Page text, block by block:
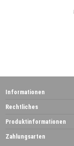
Informationen
Rechtliches
Produktinformationen
Zahlungsarten